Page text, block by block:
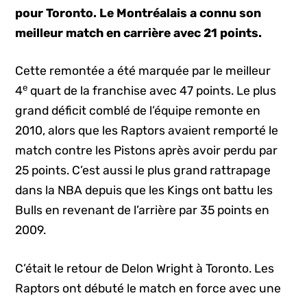
pour Toronto. Le Montréalais a connu son
meilleur match en carrière avec 21 points.
Cette remontée a été marquée par le meilleur
4e quart de la franchise avec 47 points. Le plus
grand déficit comblé de l’équipe remonte en
2010, alors que les Raptors avaient remporté le
match contre les Pistons après avoir perdu par
25 points. C’est aussi le plus grand rattrapage
dans la NBA depuis que les Kings ont battu les
Bulls en revenant de l’arrière par 35 points en
2009.
C’était le retour de Delon Wright à Toronto. Les
Raptors ont débuté le match en force avec une